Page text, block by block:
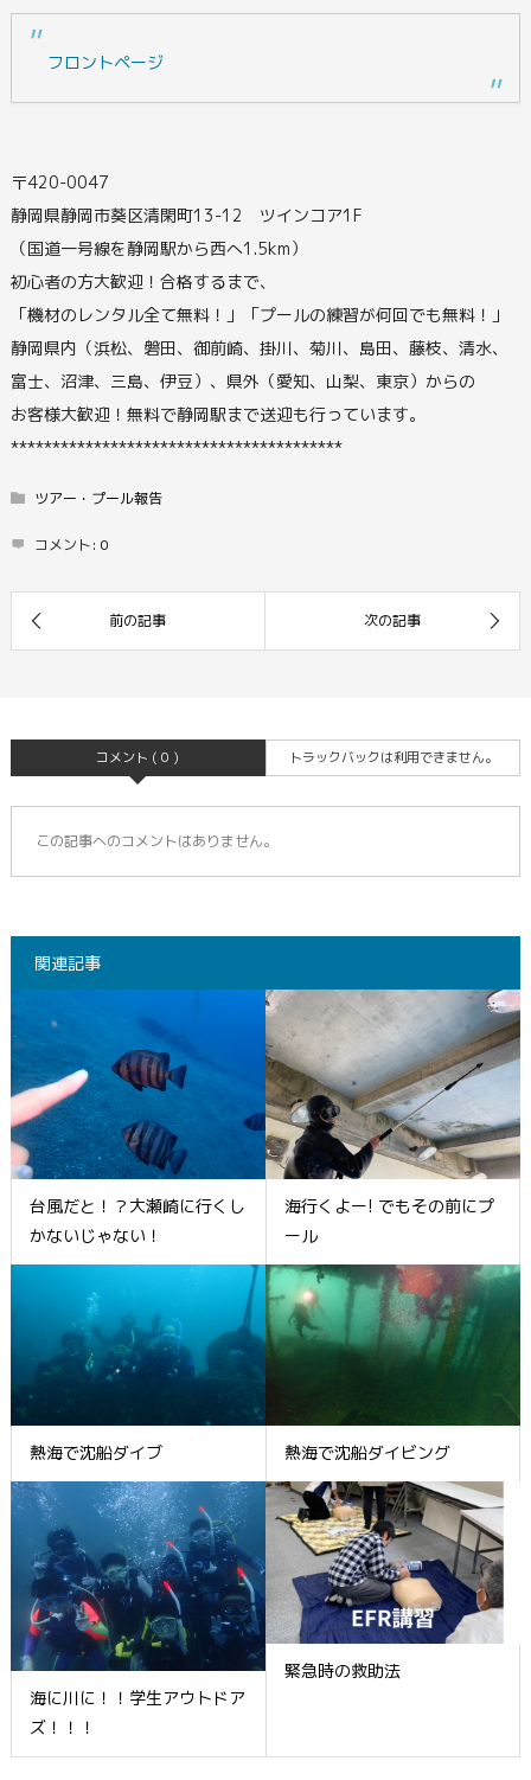
フロントページ
〒420-0047
静岡県静岡市葵区清閑町13-12 ツインコア1F
（国道一号線を静岡駅から西へ1.5km）
初心者の方大歓迎！合格するまで、
「機材のレンタル全て無料！」「プールの練習が何回でも無料！」
静岡県内（浜松、磐田、御前崎、掛川、菊川、島田、藤枝、清水、
富士、沼津、三島、伊豆）、県外（愛知、山梨、東京）からの
お客様大歓迎！無料で静岡駅まで送迎も行っています。
****************************************
ツアー・プール報告
コメント: 0
コメント ( 0 ) トラックバックは利用できません。
この記事へのコメントはありません。
関連記事
台風だと！？大瀬崎に行くし
かないじゃない！
海行くよー! でもその前にプ
ール
熱海で沈船ダイブ 熱海で沈船ダイビング
海に川に！！学生アウトドア
ズ！！！
緊急時の救助法